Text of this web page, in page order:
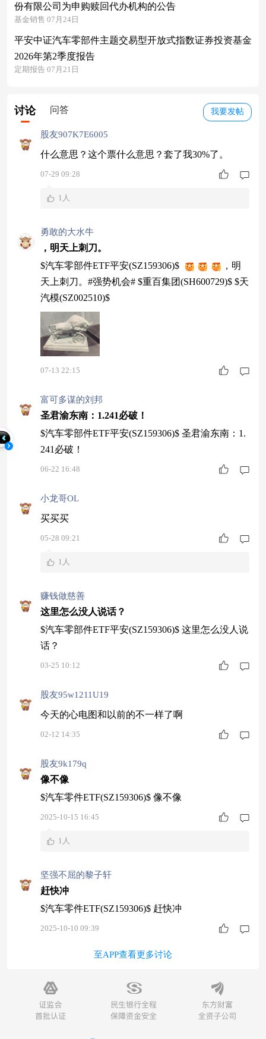
份有限公司为申购赎回代办机构的公告
基金销售 07月24日
平安中证汽车零部件主题交易型开放式指数证券投资基金
2026年第2季度报告
定期报告 07月21日
我要发帖
讨论 问答
股友907K7E6005
什么意思？这个票什么意思？套了我30%了。
07-29 09:28
1人
勇敢的大水牛
，明天上刺刀。
$汽车零部件ETF平安(SZ159306)$
，明
天上刺刀。#强势机会# $重百集团(SH600729)$ $天
汽模(SZ002510)$
07-13 22:15
富可多谋的刘邦
圣君渝东南：1.241必破！
$汽车零部件ETF平安(SZ159306)$ 圣君渝东南：1.
241必破！
06-22 16:48
小龙哥OL
买买买
05-28 09:21
1人
赚钱做慈善
这里怎么没人说话？
$汽车零部件ETF平安(SZ159306)$ 这里怎么没人说
话？
03-25 10:12
股友95w1211U19
今天的心电图和以前的不一样了啊
02-12 14:35
股友9k179q
像不像
$汽车零件ETF(SZ159306)$ 像不像
2025-10-15 16:45
1人
坚强不屈的黎子轩
赶快冲
$汽车零件ETF(SZ159306)$ 赶快冲
2025-10-10 09:39
至APP查看更多讨论